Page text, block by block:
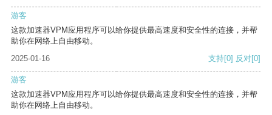
游客
这款加速器VPM应用程序可以给你提供最高速度和安全性的连接，并帮
助你在网络上自由移动。
2025-01-16
支持[0] 反对[0]
游客
这款加速器VPM应用程序可以给你提供最高速度和安全性的连接，并帮
助你在网络上自由移动。